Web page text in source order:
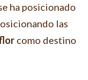
ha posicionado
las
como destino